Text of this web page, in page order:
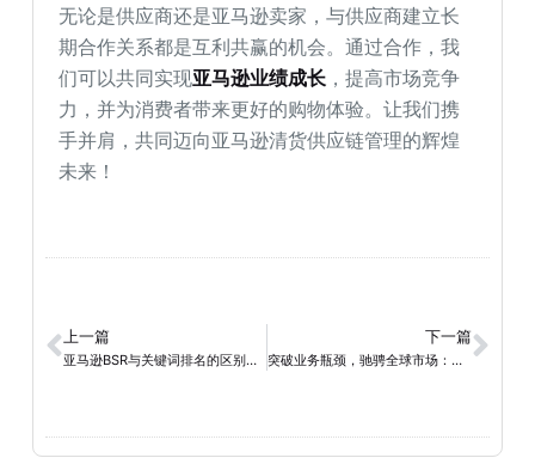
无论是供应商还是亚马逊卖家，与供应商建立长
期合作关系都是互利共赢的机会。通过合作，我
们可以共同实现亚马逊业绩成长 ，提高市场竞争
力，并为消费者带来更好的购物体验。让我们携
手并肩，共同迈向亚马逊清货供应链管理的辉煌
未来！
上一篇
亚马逊BSR与关键词排名的区别以及快速提高Listing排名和销量的方法
下一篇
突破业务瓶颈，驰骋全球市场：亚马逊提报BD与代报BD的策略利器